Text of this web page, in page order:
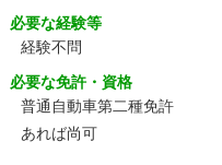
必要な経験等
経験不問
必要な免許・資格
普通自動車第二種免許
あれば尚可